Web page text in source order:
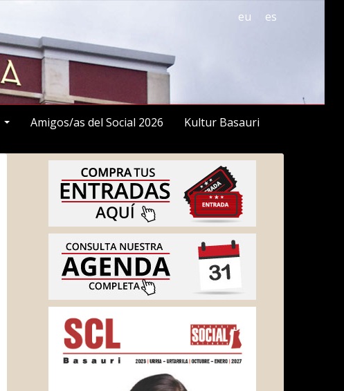
es
eu
Amigos/as del Social 2026 Kultur Basauri